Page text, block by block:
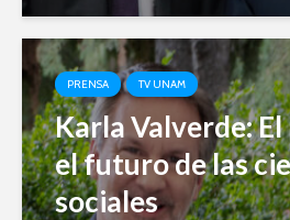
PRENSA TV UNAM
Karla Valverde:
el futuro de las
sociales